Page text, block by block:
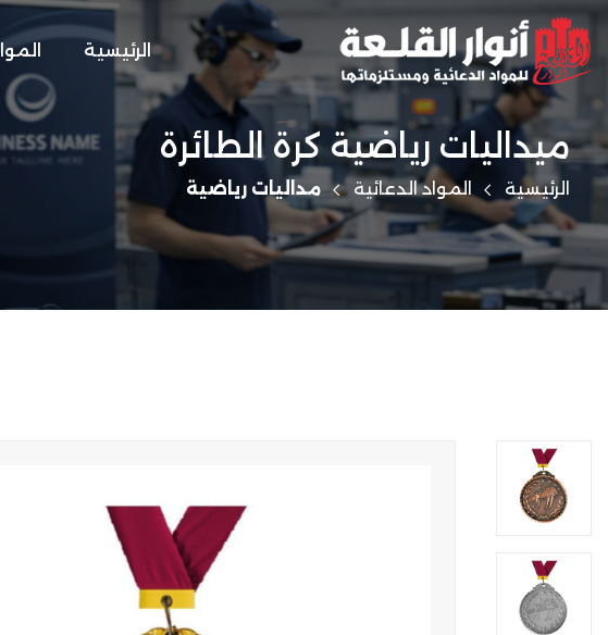
الرئيسية
ميداليات رياضية كرة الطائرة
الرئيسية المواد الدعائية مداليات رياضية